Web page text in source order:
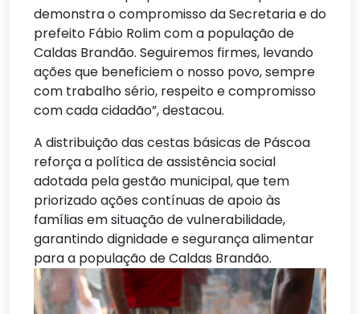
demonstra o compromisso da Secretaria e do
prefeito Fábio Rolim com a população de
Caldas Brandão. Seguiremos firmes, levando
ações que beneficiem o nosso povo, sempre
com trabalho sério, respeito e compromisso
com cada cidadão”, destacou.
A distribuição das cestas básicas de Páscoa
reforça a política de assistência social
adotada pela gestão municipal, que tem
priorizado ações contínuas de apoio às
famílias em situação de vulnerabilidade,
garantindo dignidade e segurança alimentar
para a população de Caldas Brandão.